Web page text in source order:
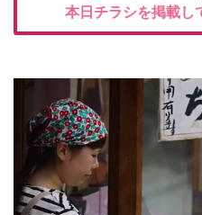
本日チラシを掲載し